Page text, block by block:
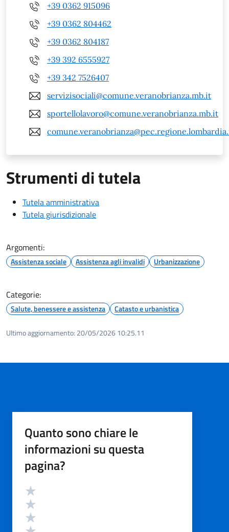
+39 0362 915096
+39 0362 804462
+39 0362 804187
+39 392 6555927
+39 342 7526407
servizisociali@comune.veranobrianza.mb.it
sportellolavoro@comune.veranobrianza.mb.it
Strumenti di tutela
Tutela amministrativa
Tutela giurisdizionale
Argomenti:
Assistenza sociale Assistenza agli invalidi Urbanizzazione
Categorie:
Salute, benessere e assistenza Catasto e urbanistica
Ultimo aggiornamento: 20/05/2026 10:25.11
Quanto sono chiare le
informazioni su questa
pagina?
Valutazione